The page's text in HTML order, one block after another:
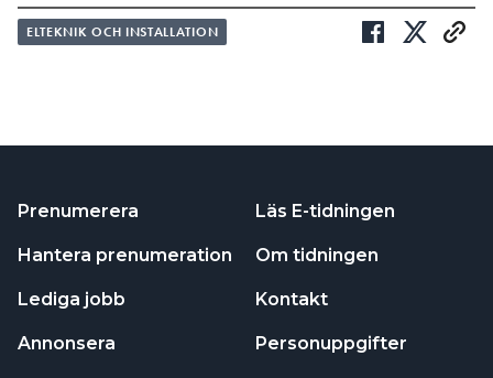
ELTEKNIK OCH INSTALLATION
Prenumerera
Hantera prenumeration
Lediga jobb
Annonsera
Läs E-tidningen
Om tidningen
Kontakt
Personuppgifter